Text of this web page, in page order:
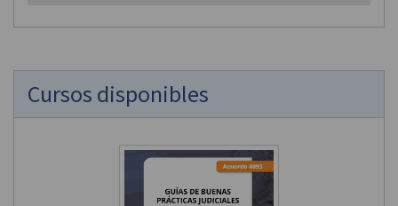
Cursos disponibles